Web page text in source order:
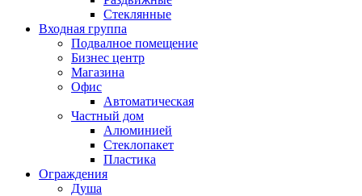
Стеклянные
Входная группа
Подвалное помещение
Бизнес центр
Магазина
Офис
Автоматическая
Частный дом
Алюминией
Стеклопакет
Пластика
Ограждения
Душа